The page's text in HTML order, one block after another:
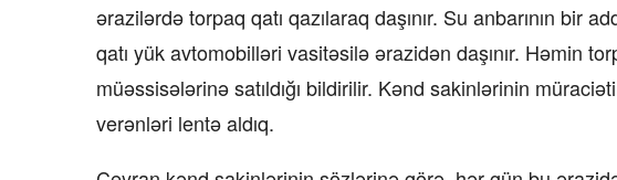
ərazilərdə torpaq qatı qazılaraq daşınır. Su anbarının bir
qatı yük avtomobilləri vasitəsilə ərazidən daşınır. Həmin
müəssisələrinə satıldığı bildirilir. Kənd sakinlərinin
verənləri lentə aldıq.